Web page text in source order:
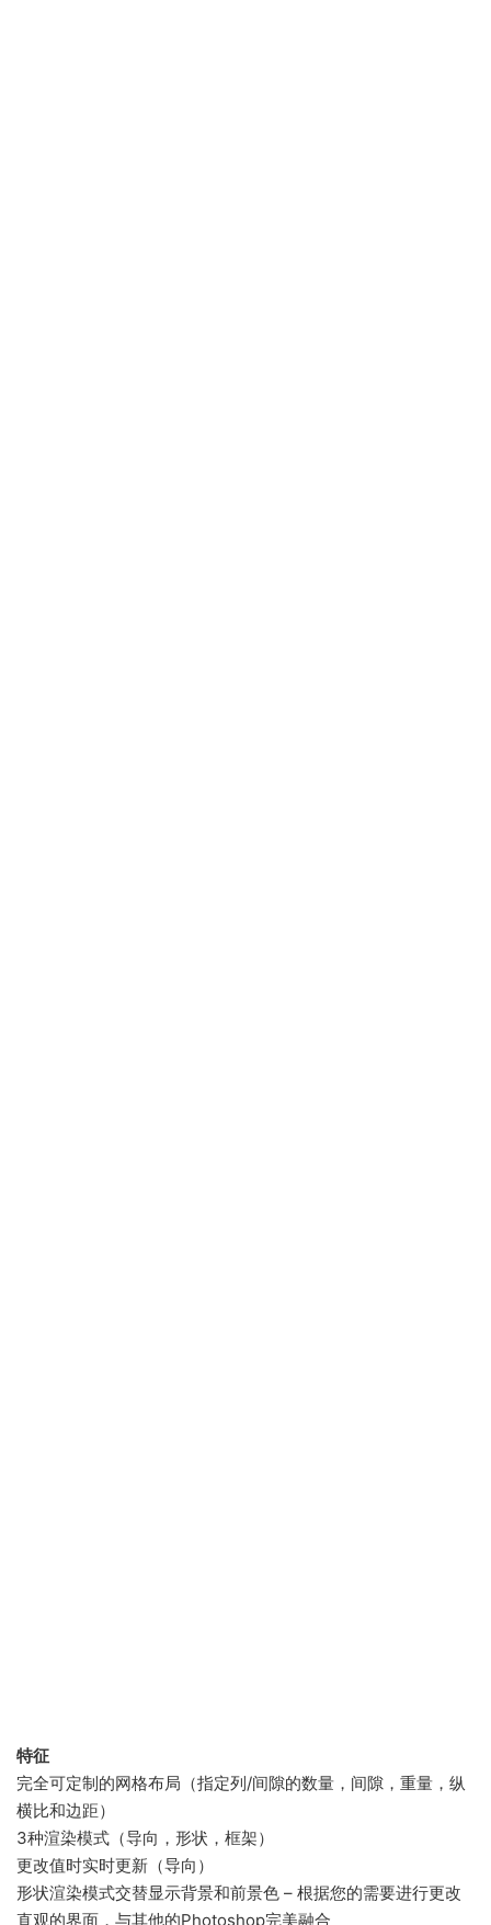
特征
完全可定制的网格布局（指定列/间隙的数量，间隙，重量，纵
横比和边距）
3种渲染模式（导向，形状，框架）
更改值时实时更新（导向）
形状渲染模式交替显示背景和前景色 – 根据您的需要进行更改
直观的界面，与其他的Photoshop完美融合